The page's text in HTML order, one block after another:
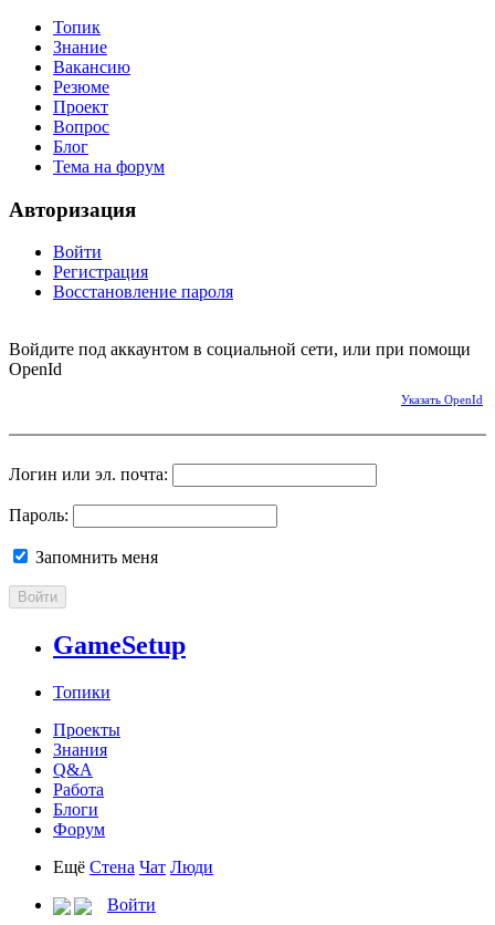
Топик
Знание
Вакансию
Резюме
Проект
Вопрос
Блог
Тема на форум
Авторизация
Войти
Регистрация
Восстановление пароля
Войдите под аккаунтом в социальной сети, или при помощи
OpenId
Указать OpenId
Логин или эл. почта:
Пароль:
Запомнить меня
Войти
GameSetup
Топики
Проекты
Знания
Q&A
Работа
Блоги
Форум
Ещё Стена Чат Люди
Войти